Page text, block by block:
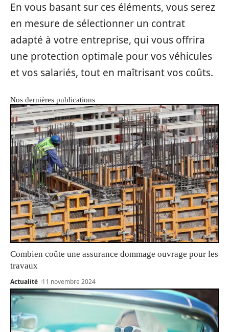
En vous basant sur ces éléments, vous serez
en mesure de sélectionner un contrat
adapté à votre entreprise, qui vous offrira
une protection optimale pour vos véhicules
et vos salariés, tout en maîtrisant vos coûts.
Nos dernières publications
Combien coûte une assurance dommage ouvrage pour les
travaux
Actualité 11 novembre 2024